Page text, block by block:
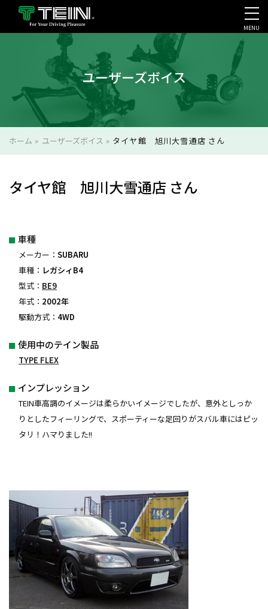
会社案内・採用・IR
MENU
ユーザーズボイス
ホーム » ユーザーズボイス » タイヤ館 旭川大雪通店 さん
タイヤ館 旭川大雪通店 さん
車種
メーカー： SUBARU
車種： レガシィB4
型式： BE9
年式： 2002年
駆動方式： 4WD
使用中のテイン製品
TYPE FLEX
インプレッション
TEIN車高調のイメージは柔らかいイメージでしたが、意外としっか
りとしたフィーリングで、スポーティーな足回りがスバル車にはピッ
タリ！ハマりました!!